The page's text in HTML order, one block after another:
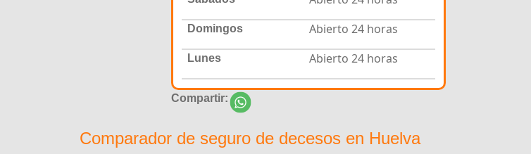
Domingos Abierto 24 horas
Lunes Abierto 24 horas
Compartir:
Comparador de seguro de decesos en Huelva